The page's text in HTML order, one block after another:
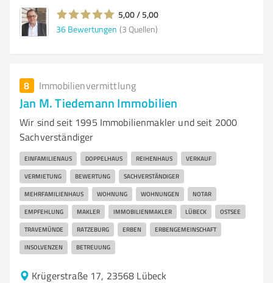
5,00 / 5,00
36 Bewertungen (3 Quellen)
8 Immobilienvermittlung
Jan M. Tiedemann Immobilien
Wir sind seit 1995 Immobilienmakler und seit 2000
Sachverständiger
EINFAMILIENAUS DOPPELHAUS REIHENHAUS VERKAUF
VERMIETUNG BEWERTUNG SACHVERSTÄNDIGER
MEHRFAMILIENHAUS WOHNUNG WOHNUNGEN NOTAR
EMPFEHLUNG MAKLER IMMOBILIENMAKLER LÜBECK OSTSEE
TRAVEMÜNDE RATZEBURG ERBEN ERBENGEMEINSCHAFT
INSOLVENZEN BETREUUNG
Krügerstraße 17, 23568 Lübeck